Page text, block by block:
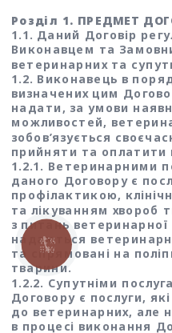
Розділ 1. ПРЕДМЕТ
1.1. Даний Договір
Виконавцем та
ветеринарних та
1.2. Виконавець в
визначених цим
надати, за умови
можливостей,
зобов’язується
прийняти та оплатити
1.2.1. Ветеринарними
даного Договору є
профілактикою,
та лікуванням хвороб
з питань
надаються
та спрямовані на
тварини.
1.2.2. Супутніми
Договору є послуги,
до ветеринарних, але
в процесі виконання
КНОПКА
ЗВ'ЯЗКУ